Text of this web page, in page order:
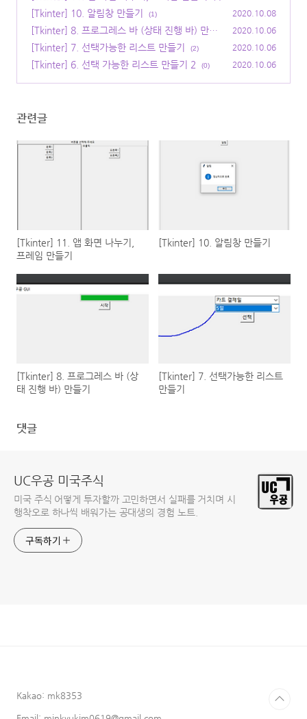
[Tkinter] 10. 알림창 만들기 (1) 2020.10.08
[Tkinter] 8. 프로그레스 바 (상태 진행 바) 만들
기
(2)
2020.10.06
[Tkinter] 7. 선택가능한 리스트 만들기 (2) 2020.10.06
[Tkinter] 6. 선택 가능한 리스트 만들기 2 (0) 2020.10.06
관련글
[Tkinter] 11. 앱 화면 나누기,
프레임 만들기
[Tkinter] 10. 알림창 만들기
[Tkinter] 8. 프로그레스 바 (상
태 진행 바) 만들기
[Tkinter] 7. 선택가능한 리스트
만들기
댓글
UC우공 미국주식
미국 주식 어떻게 투자할까 고민하면서 실패를 거치며 시
행착오로 하나씩 배워가는 공대생의 경험 노트.
구독하기
Kakao: mk8353